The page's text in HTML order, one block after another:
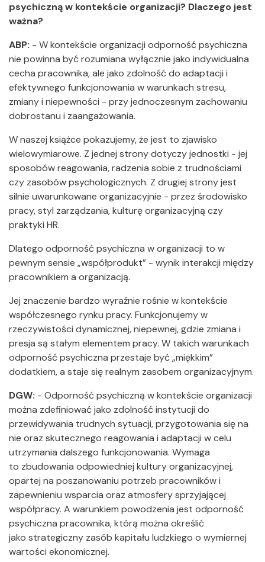
psychiczną w kontekście organizacji? Dlaczego jest
ważna?
ABP: - W kontekście organizacji odporność psychiczna
nie powinna być rozumiana wyłącznie jako indywidualna
cecha pracownika, ale jako zdolność do adaptacji i
efektywnego funkcjonowania w warunkach stresu,
zmiany i niepewności - przy jednoczesnym zachowaniu
dobrostanu i zaangażowania.
W naszej książce pokazujemy, że jest to zjawisko
wielowymiarowe. Z jednej strony dotyczy jednostki - jej
sposobów reagowania, radzenia sobie z trudnościami
czy zasobów psychologicznych. Z drugiej strony jest
silnie uwarunkowane organizacyjnie - przez środowisko
pracy, styl zarządzania, kulturę organizacyjną czy
praktyki HR.
Dlatego odporność psychiczna w organizacji to w
pewnym sensie „współprodukt” - wynik interakcji między
pracownikiem a organizacją.
Jej znaczenie bardzo wyraźnie rośnie w kontekście
współczesnego rynku pracy. Funkcjonujemy w
rzeczywistości dynamicznej, niepewnej, gdzie zmiana i
presja są stałym elementem pracy. W takich warunkach
odporność psychiczna przestaje być „miękkim”
dodatkiem, a staje się realnym zasobem organizacyjnym.
DGW: - Odporność psychiczną w kontekście organizacji
można zdefiniować jako zdolność instytucji do
przewidywania trudnych sytuacji, przygotowania się na
nie oraz skutecznego reagowania i adaptacji w celu
utrzymania dalszego funkcjonowania. Wymaga
to zbudowania odpowiedniej kultury organizacyjnej,
opartej na poszanowaniu potrzeb pracowników i
zapewnieniu wsparcia oraz atmosfery sprzyjającej
współpracy. A warunkiem powodzenia jest odporność
psychiczna pracownika, którą można określić
jako strategiczny zasób kapitału ludzkiego o wymiernej
wartości ekonomicznej.